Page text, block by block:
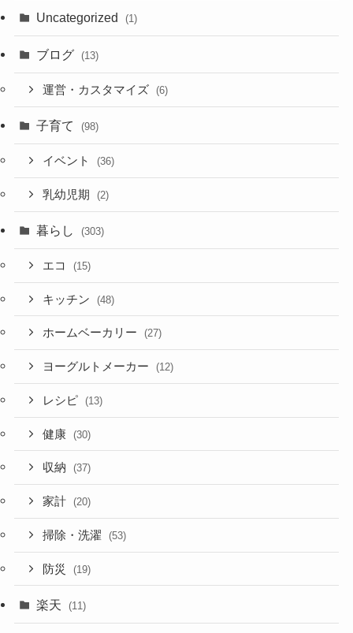
Uncategorized (1)
ブログ (13)
運営・カスタマイズ (6)
子育て (98)
イベント (36)
乳幼児期 (2)
暮らし (303)
エコ (15)
キッチン (48)
ホームベーカリー (27)
ヨーグルトメーカー (12)
レシピ (13)
健康 (30)
収納 (37)
家計 (20)
掃除・洗濯 (53)
防災 (19)
楽天 (11)